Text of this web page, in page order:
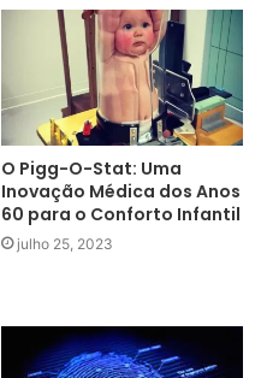
O Pigg-O-Stat: Uma
Inovação Médica dos Anos
60 para o Conforto Infantil
julho 25, 2023